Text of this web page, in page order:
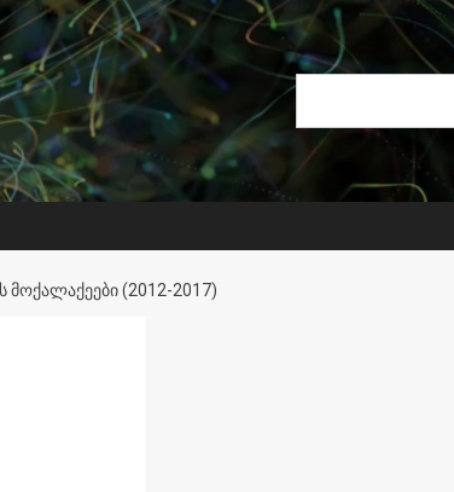
(2012-2017)